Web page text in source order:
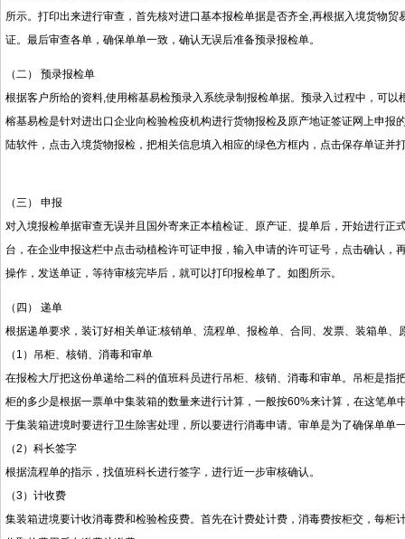
所示。打印出来进行审查，首先核对进口基本报检单据是否齐全,再根据入境货物
证。最后审查各单，确保单单一致，确认无误后准备预录报检单。
（二） 预录报检单
根据客户所给的资料,使用榕基易检预录入系统录制报检单据。预录入过程中，可
榕基易检是针对进出口企业向检验检疫机构进行货物报检及原产地证签证网上申
陆软件，点击入境货物报检，把相关信息填入相应的绿色方框内，点击保存单证并
（三） 申报
对入境报检单据审查无误并且国外寄来正本植检证、原产证、提单后，开始进行
台，在企业申报这栏中点击动植检许可证申报，输入申请的许可证号，点击确认
操作，发送单证，等待审核完毕后，就可以打印报检单了。如图所示。
（四） 递单
根据递单要求，装订好相关单证:核销单、流程单、报检单、合同、发票、装箱单
（1）吊柜、核销、消毒和审单
在报检大厅把这份单递给二科的值班科员进行吊柜、核销、消毒和审单。吊柜是
柜的多少是根据一票单中集装箱的数量来进行计算，一般按60%来计算，在这笔
于集装箱进境时要进行卫生除害处理，所以要进行消毒申请。审单是为了确保单单
（2）科长签字
根据流程单的指示，找值班科长进行签字，进行近一步审核确认。
（3）计收费
集装箱进境要计收消毒费和检验检疫费。首先在计费处计费，消毒费按柜交，每